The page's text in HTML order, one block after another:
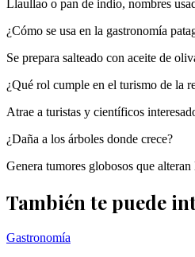
Llaullao o pan de indio, nombres
¿Cómo se usa en la gastronomía
Se prepara salteado con aceite de
¿Qué rol cumple en el turismo de la
Atrae a turistas y científicos
¿Daña a los árboles donde crece?
Genera tumores globosos que
También te puede
Gastronomía